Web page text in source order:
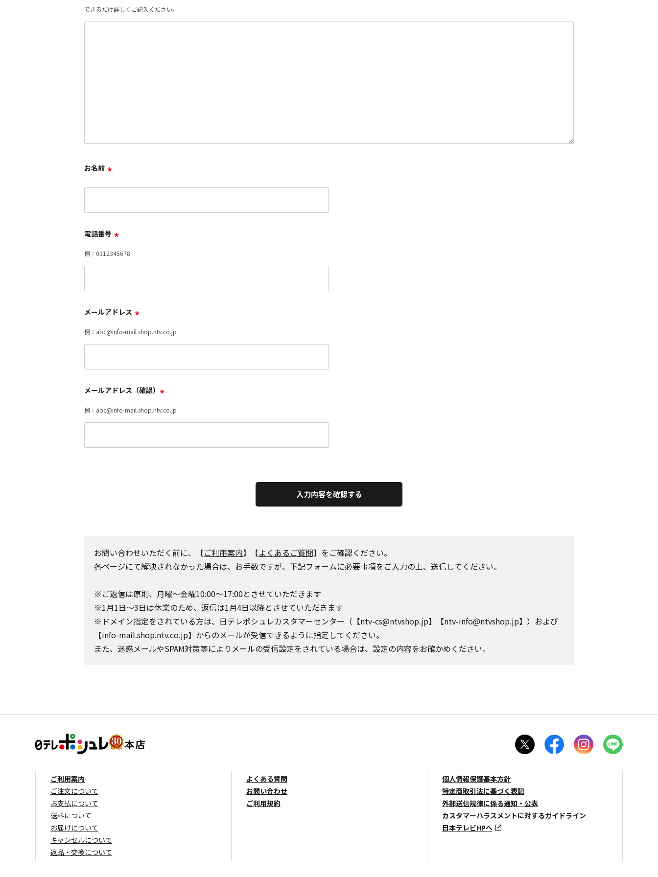
できるだけ詳しくご記入ください。
お名前 *
電話番号 *
例：0312345678
メールアドレス *
例：abc@info-mail.shop.ntv.co.jp
メールアドレス（確認） *
例：abc@info-mail.shop.ntv.co.jp
入力内容を確認する
お問い合わせいただく前に、【ご利用案内】【よくあるご質問】をご確認ください。
各ページにて解決されなかった場合は、お手数ですが、下記フォームに必要事項をご入力の上、送信してください。
※ご返信は原則、月曜～金曜10:00～17:00とさせていただきます
※1月1日～3日は休業のため、返信は1月4日以降とさせていただきます
※ドメイン指定をされている方は、日テレポシュレカスタマーセンター（【ntv-cs@ntvshop.jp】【ntv-info@ntvshop.jp】）および
【info-mail.shop.ntv.co.jp】からのメールが受信できるように指定してください。
また、迷惑メールやSPAM対策等によりメールの受信設定をされている場合は、設定の内容をお確かめください。
ご利用案内
ご注文について
お支払について
送料について
お届けについて
キャンセルについて
返品・交換について
よくある質問
お問い合わせ
ご利用規約
個人情報保護基本方針
特定商取引法に基づく表記
外部送信規律に係る通知・公表
カスタマーハラスメントに対するガイドライン
日本テレビHPへ